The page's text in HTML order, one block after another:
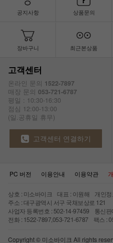
공지사항 상품문의
장바구니 최근본상품
고객센터
온라인 문의 1522-7897
매장 문의 053-721-6787
평일 : 10:30-16:30
점심 12:00-13:00
(일.공휴일 휴무)
고객센터 연결하기
PC 버전 이용안내 이용약관
상호 : 미소바이크 대표 : 이원해 개인정
주소 : 대구광역시 서구 국채보상로 121
사업자 등록번호 : 502-14-97459 통신
전화 : 1522-7897,053-721-6787 팩스 :
Copyright © 미소바이크 All rights